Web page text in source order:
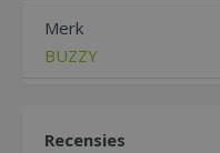
Merk
BUZZY
Recensies